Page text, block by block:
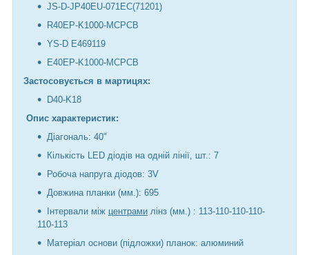
JS-D-JP40EU-071EC(71201)
R40EP-K1000-MCPCB
YS-D E469119
E40EP-K1000-MCPCB
Застосовується в мартицях:
D40-K18
Опис характеристик:
Діагональ: 40"
Кількість LED діодів на одній лінії, шт.: 7
Робоча напруга діодов: 3V
Довжина планки (мм.): 695
Інтервали між центрами лінз (мм.) : 113-110-110-110-
110-113
Матеріал основи (підложки) планок: алюминий